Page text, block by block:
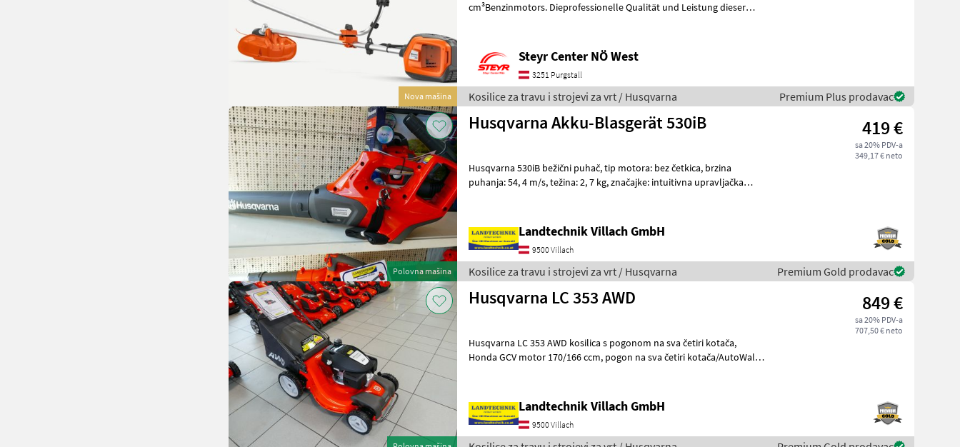
Nova mašina
cm³Benzinmotors. Dieprofessionelle Qualität und Leistung dieser
Steyr Center NÖ West
3251 Purgstall
Kosilice za travu i strojevi za vrt / Husqvarna Premium Plus prodavac
Polovna mašina
Husqvarna Akku-Blasgerät 530iB 419 €
sa 20% PDV-a
349,17 € neto
Husqvarna 530iB bežični puhač, tip motora: bez četkica, brzina
puhanja: 54, 4 m/s, težina: 2, 7 kg, značajke: intuitivna upravljačka
Landtechnik Villach GmbH
9500 Villach
Kosilice za travu i strojevi za vrt / Husqvarna Premium Gold prodavac
Husqvarna LC 353 AWD 849 €
sa 20% PDV-a
707,50 € neto
Husqvarna LC 353 AWD kosilica s pogonom na sva četiri kotača,
Honda GCV motor 170/166 ccm, pogon na sva četiri kotača/AutoWalk,
Landtechnik Villach GmbH
9500 Villach